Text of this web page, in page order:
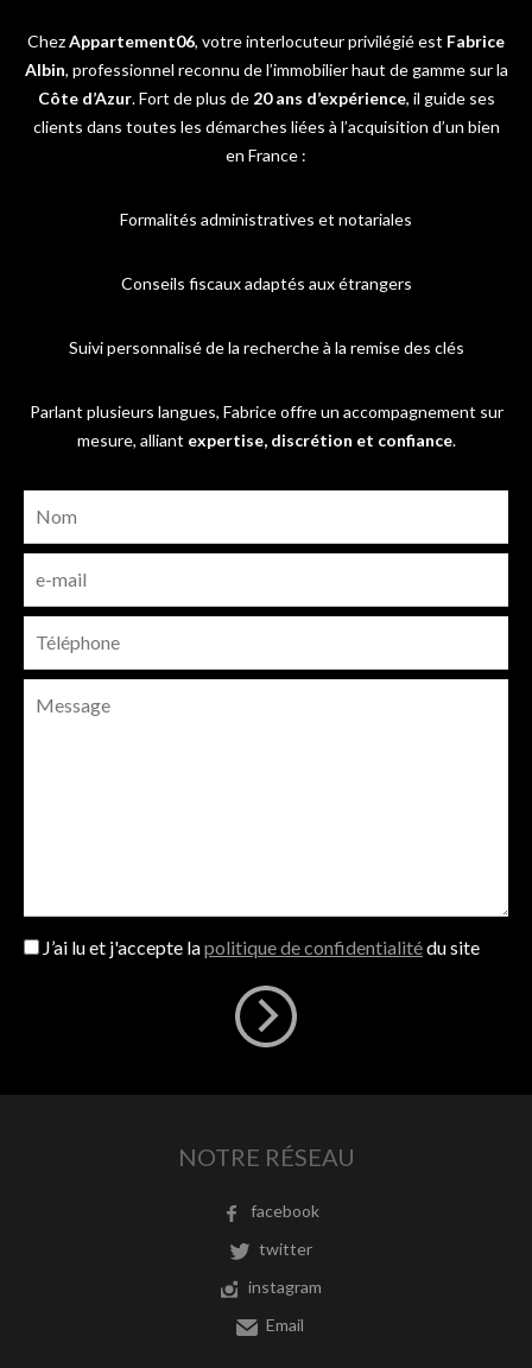
ChezAppartement06, votre interlocuteur privilégié est Fabrice
Albin, professionnel reconnu de l’immobilier haut de gamme sur la
Côte d’Azur. Fort de plus de 20 ans d’expérience, il guide ses
clients dans toutes les démarches liées à l’acquisition d’un bien
en France :
Formalités administratives et notariales
Conseils fiscaux adaptés aux étrangers
Suivi personnalisé de la recherche à la remise des clés
Parlant plusieurs langues, Fabrice offre un accompagnement sur
mesure, alliant expertise, discrétion et confiance.
J’ai lu et j'accepte lapolitique de confidentialitédu site
NOTRE RÉSEAU
facebook
twitter
instagram
Email